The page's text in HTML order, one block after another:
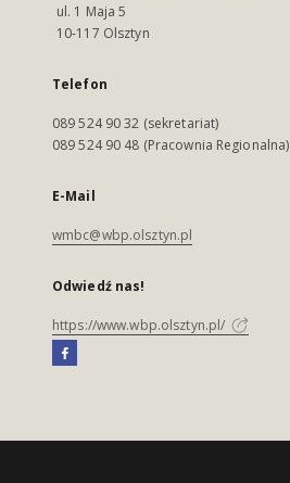
ul. 1 Maja 5
10-117 Olsztyn
Telefon
089 524 90 32 (sekretariat)
089 524 90 48 (Pracownia Regionalna)
E-Mail
wmbc@wbp.olsztyn.pl
Odwiedź nas!
https://www.wbp.olsztyn.pl/